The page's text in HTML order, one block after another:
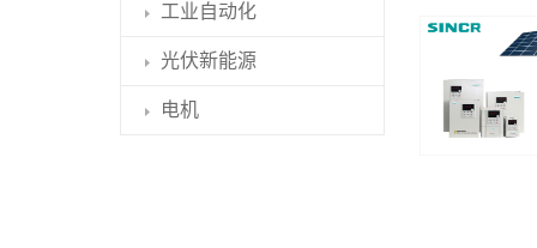
工业自动化
光伏新能源
电机